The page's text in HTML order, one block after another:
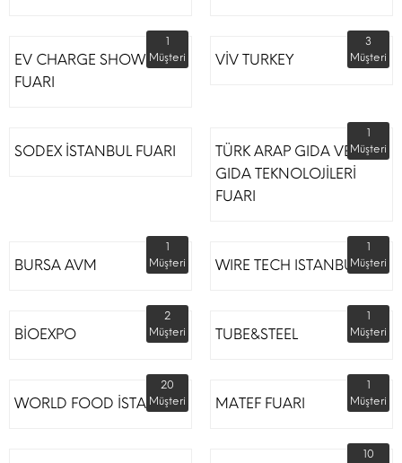
EV CHARGE SHOW
FUARI
1
Müşteri
VİV TURKEY
3
Müşteri
SODEX İSTANBUL FUARI
TÜRK ARAP GIDA VE
GIDA TEKNOLOJİLERİ
FUARI
1
Müşteri
BURSA AVM
1
Müşteri
WIRE TECH ISTANBUL
1
Müşteri
BİOEXPO
2
Müşteri
TUBE&STEEL
1
Müşteri
WORLD FOOD İSTANBUL
20
Müşteri
MATEF FUARI
1
Müşteri
10